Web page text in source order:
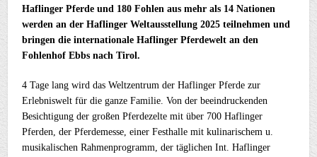
Haflinger Pferde und 180 Fohlen aus mehr als 14 Nationen
werden an der Haflinger Weltausstellung 2025 teilnehmen und
bringen die internationale Haflinger Pferdewelt an den
Fohlenhof Ebbs nach Tirol.
4 Tage lang wird das Weltzentrum der Haflinger Pferde zur
Erlebniswelt für die ganze Familie. Von der beeindruckenden
Besichtigung der großen Pferdezelte mit über 700 Haflinger
Pferden, der Pferdemesse, einer Festhalle mit kulinarischem u.
musikalischen Rahmenprogramm, der täglichen Int. Haflinger